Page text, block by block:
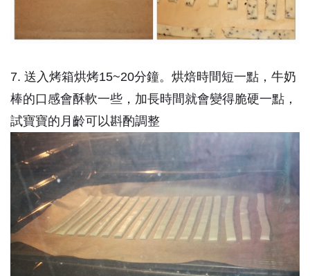
7. 送入烤箱烘烤15~20分鐘。烘焙時間短一點，牛奶
棒的口感會酥軟一些，加長時間就會變得脆硬一點，
試寶寶的月齡可以斟酌調整